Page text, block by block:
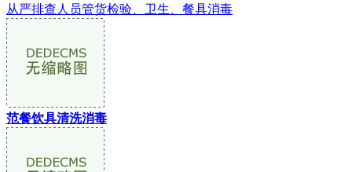
从严排查人员管货检验、卫生、餐具消毒
范餐饮具清洗消毒